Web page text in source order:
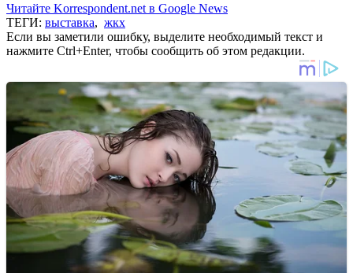
Читайте Korrespondent.net в Google News
ТЕГИ: выставка, жкх
Если вы заметили ошибку, выделите необходимый текст и
нажмите Ctrl+Enter, чтобы сообщить об этом редакции.